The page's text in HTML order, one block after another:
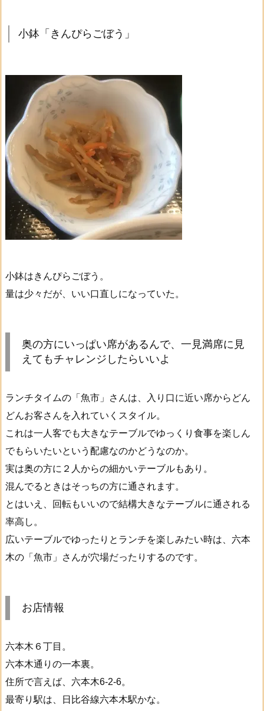
小鉢「きんぴらごぼう」
小鉢はきんぴらごぼう。
量は少々だが、いい口直しになっていた。
奥の方にいっぱい席があるんで、一見満席に見
えてもチャレンジしたらいいよ
ランチタイムの「魚市」さんは、入り口に近い席からどん
どんお客さんを入れていくスタイル。
これは一人客でも大きなテーブルでゆっくり食事を楽しん
でもらいたいという配慮なのかどうなのか。
実は奥の方に２人からの細かいテーブルもあり。
混んでるときはそっちの方に通されます。
とはいえ、回転もいいので結構大きなテーブルに通される
率高し。
広いテーブルでゆったりとランチを楽しみたい時は、六本
木の「魚市」さんが穴場だったりするのです。
お店情報
六本木６丁目。
六本木通りの一本裏。
住所で言えば、六本木6-2-6。
最寄り駅は、日比谷線六本木駅かな。